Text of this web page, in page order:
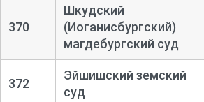
370
Шкудский
(Иоганисбургский)
магдебургский суд
372
Эйшишский земский
суд